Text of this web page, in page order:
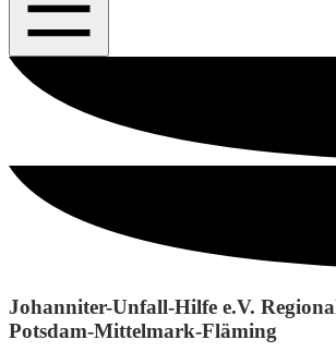
Johanniter-Unfall-Hilfe e.V.
Potsdam-Mittelmark-Fläming